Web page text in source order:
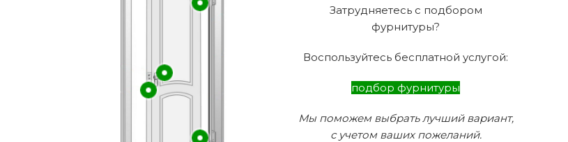
Затрудняетесь с подбором
фурнитуры?
Воспользуйтесь бесплатной услугой:
подбор фурнитуры
Мы поможем выбрать лучший вариант,
с учетом ваших пожеланий.